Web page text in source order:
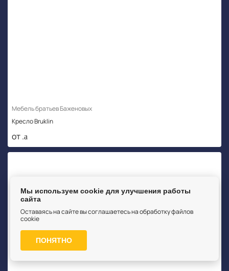
Мебель братьев Баженовых
Кресло Bruklin
от .
Мы используем cookie для улучшения работы
сайта
Оставаясь на сайте вы соглашаетесь на обработку файлов
cookie
ПОНЯТНО